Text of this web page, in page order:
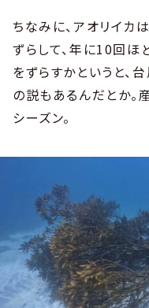
ちなみに、アオリイカ
ずらして、年に10回ほ
をずらすかというと、
の説もあるんだとか。
シーズン。